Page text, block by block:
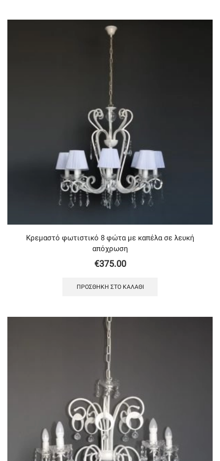
Κρεμαστό φωτιστικό 8 φώτα με καπέλα σε λευκή
απόχρωση
€375.00
ΠΡΟΣΘΉΚΗ ΣΤΟ ΚΑΛΆΘΙ